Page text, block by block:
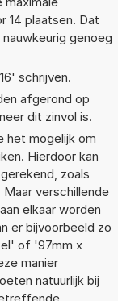
14 plaatsen. Dat
genoeg
schrijven.
afgerond op
dit zinvol is.
het mogelijk om
Hierdoor kan
zoals
verschillende
elkaar worden
er bijvoorbeeld zo
of '97mm x
manier
natuurlijk bij